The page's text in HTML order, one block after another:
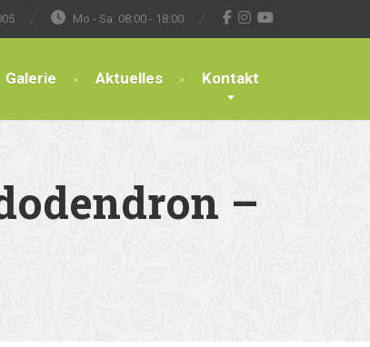
Mo - Sa: 08:00 - 18:00
Galerie Aktuelles Kontakt
–